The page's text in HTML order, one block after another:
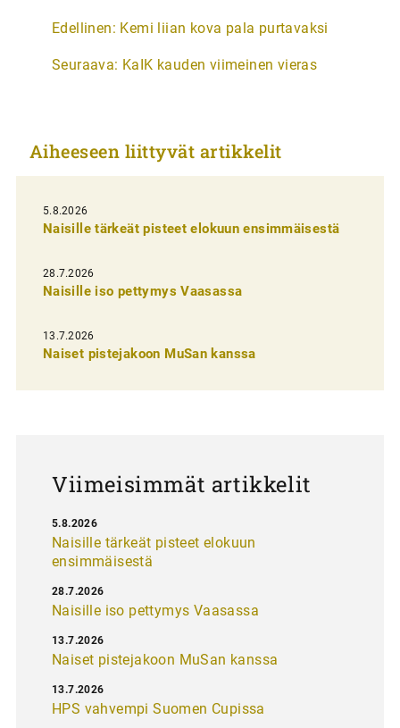
A
t
k
e
l
i
e
n
e
Edellinen: Kemi liian kova pala purtavaksi
Seuraava: KaIK kauden viimeinen vieras
Aiheeseen liittyvät artikkelit
5.8.2026
Naisille tärkeät pisteet elokuun ensimmäisestä
28.7.2026
Naisille iso pettymys Vaasassa
13.7.2026
Naiset pistejakoon MuSan kanssa
Viimeisimmät artikkelit
Naisille tärkeät pisteet elokuun
ensimmäisestä
5.8.2026
Naisille iso pettymys Vaasassa
28.7.2026
Naiset pistejakoon MuSan kanssa
13.7.2026
HPS vahvempi Suomen Cupissa
13.7.2026